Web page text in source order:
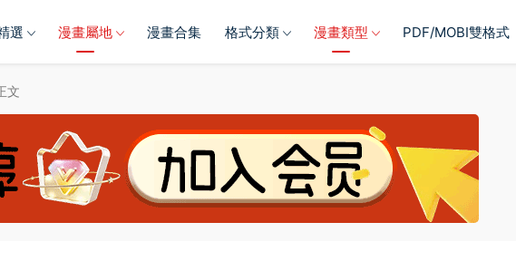
選 漫畫屬地 漫畫合集 格式分類 漫畫類型 PDF/MOBI雙格式
文